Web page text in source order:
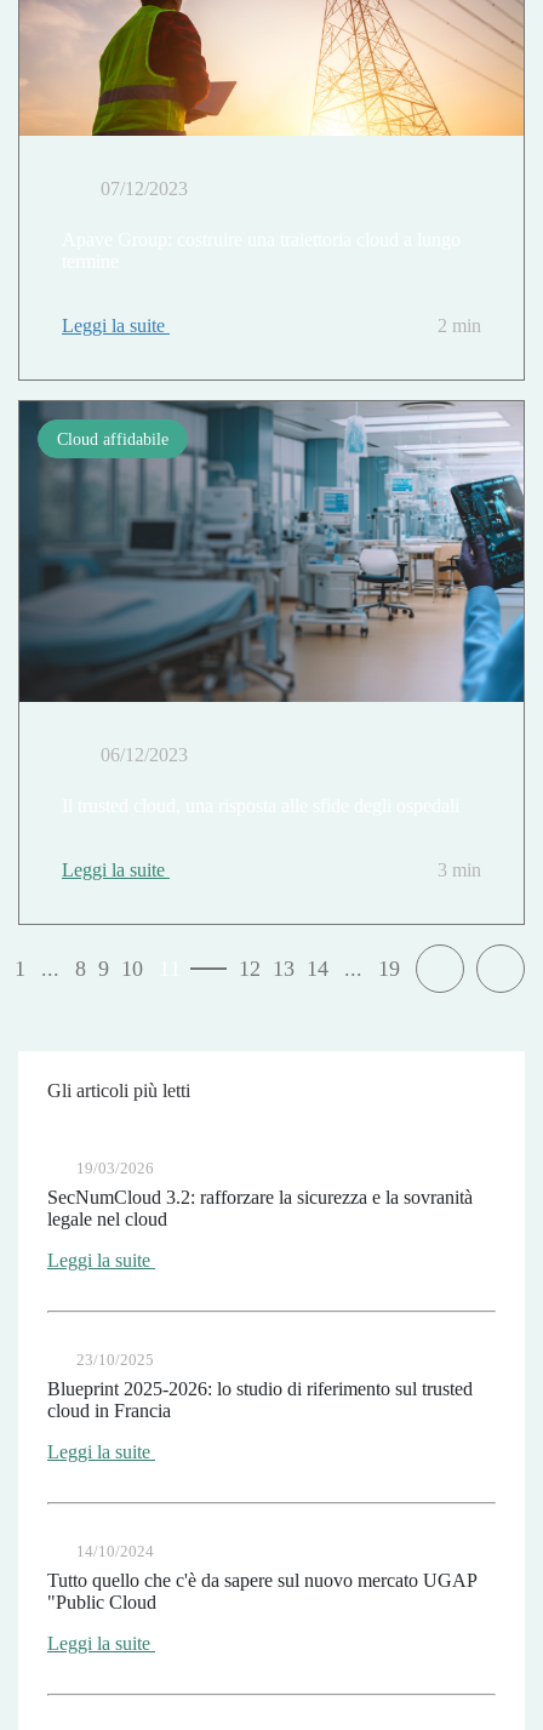
07/12/2023
Leggi la suite 2 min
Cloud affidabile
06/12/2023
Leggi la suite 3 min
1 ... 8 9 10 12 13 14 ... 19
Gli articoli più letti
19/03/2026
SecNumCloud 3.2: rafforzare la sicurezza e la sovranità
legale nel cloud
Leggi la suite
23/10/2025
Blueprint 2025-2026: lo studio di riferimento sul trusted
cloud in Francia
Leggi la suite
14/10/2024
Tutto quello che c'è da sapere sul nuovo mercato UGAP
"Public Cloud
Leggi la suite